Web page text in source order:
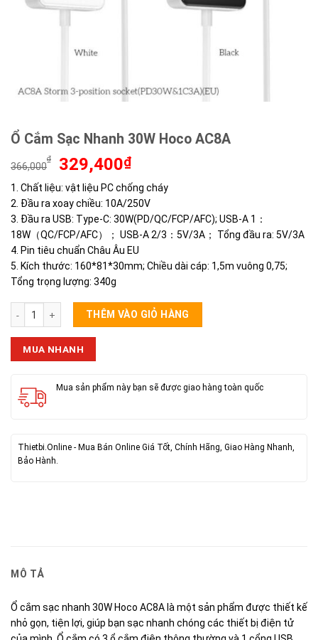
Ổ Cắm Sạc Nhanh 30W Hoco AC8A
366,000
₫
Giá
là:
366,000₫.
329,400₫Giá
tại
là:
329,400₫.
1. Chất liệu: vật liệu PC chống cháy
2. Đầu ra xoay chiều: 10A/250V
3. Đầu ra USB: Type-C: 30W(PD/QC/FCP/AFC); USB-A 1：
18W（QC/FCP/AFC）； USB-A 2/3：5V/3A； Tổng đầu ra: 5V/3A
4. Pin tiêu chuẩn Châu Âu EU
5. Kích thước: 160*81*30mm; Chiều dài cáp: 1,5m vuông 0,75;
Tổng trọng lượng: 340g
Ổ Cắm Sạc Nhanh 30W Hoco AC8A số lượng
THÊM VÀO GIỎ HÀNG
MUA NHANH
Mua sản phẩm này bạn sẽ được giao hàng toàn quốc
Thietbi.Online - Mua Bán Online Giá Tốt, Chính Hãng, Giao Hàng Nhanh,
Bảo Hành.
MÔ TẢ
Ổ cắm sạc nhanh 30W Hoco AC8A là một sản phẩm được thiết kế
nhỏ gọn, tiện lợi, giúp bạn sạc nhanh chóng các thiết bị điện tử